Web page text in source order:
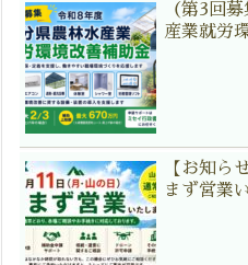
（第3回
産業就労
【お知ら
まず営業